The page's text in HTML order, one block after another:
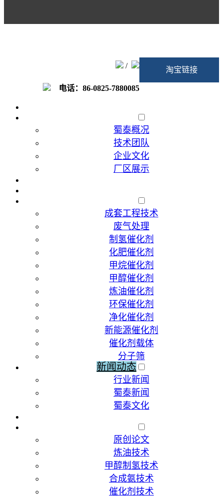
淘宝链接
/
电话：86-0825-7880085
蜀泰概况
技术团队
企业文化
厂区展示
成套工程技术
废气处理
制氢催化剂
化肥催化剂
甲烷催化剂
甲醇催化剂
炼油催化剂
环保催化剂
净化催化剂
新能源催化剂
催化剂载体
分子筛
新闻动态
行业新闻
蜀泰新闻
蜀泰文化
原创论文
炼油技术
甲醇制氢技术
合成氨技术
催化剂技术